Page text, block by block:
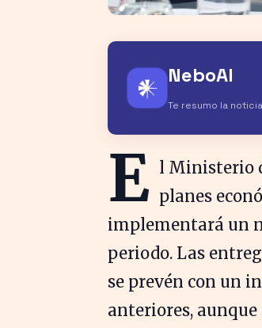
𒀭 NeboAI
Te resumo la
E l Ministerio
planes
implementará un
periodo. Las
se prevén con un
anteriores,